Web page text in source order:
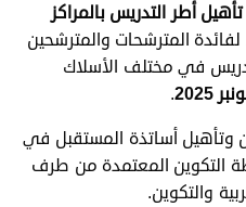
لولوج سلك تأهيل أطر التدريس بالمراكز
لفائدة المترشحات والمترشحين
في مختلف الأسلاك
.
وتأهيل أساتذة المستقبل في
التكوين المعتمدة من طرف
والتكوين.